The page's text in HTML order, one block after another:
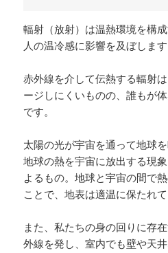
輻射（放射）は温熱環境を構
人の温冷感に影響を及ぼします
赤外線を介して伝熱する輻射
ージしにくいものの、誰もが
です。
太陽の光が宇宙を通って地球
地球の熱を宇宙に放出する現
よるもの。地球と宇宙の間で
ことで、地表は適温に保たれて
また、私たちの身の回りに存
外線を発し、室内でも壁や天